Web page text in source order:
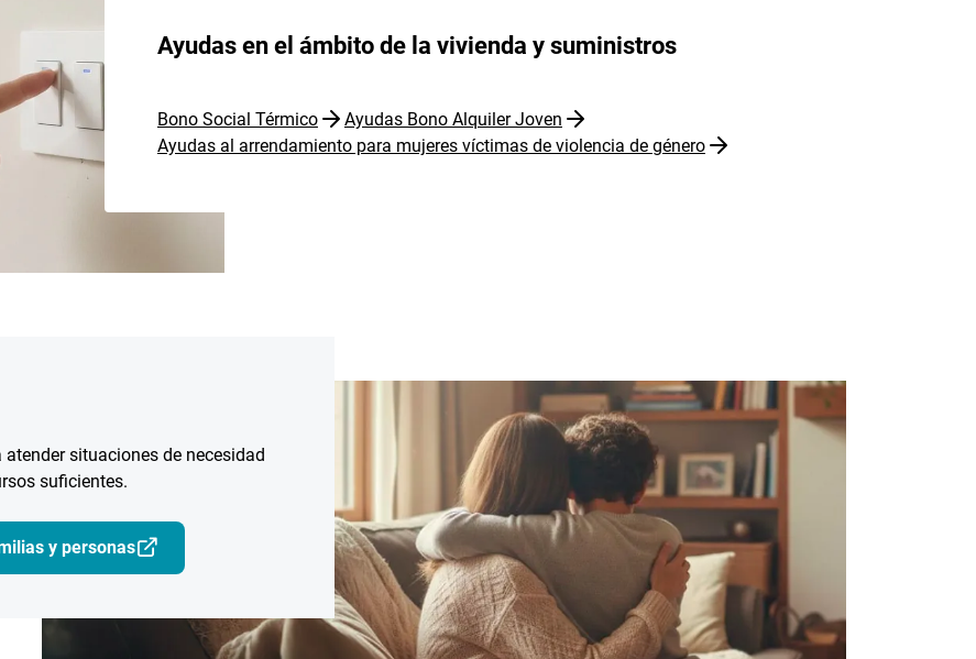
Ayudas en el ámbito de la vivienda y suministros
Bono Social Térmico
Ayudas Bono Alquiler Joven
Ayudas al arrendamiento para mujeres víctimas de violencia de género
situaciones de necesidad
suficientes.
y personas